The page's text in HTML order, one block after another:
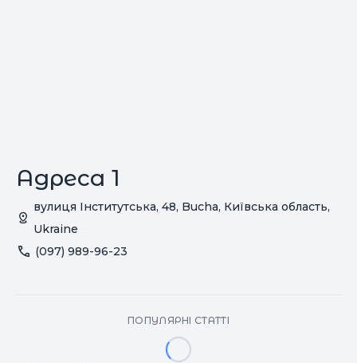
Адреса 1
вулиця Інститутська, 48, Bucha, Київська область,
Ukraine
(097) 989-96-23
ПОПУЛЯРНІ СТАТТІ